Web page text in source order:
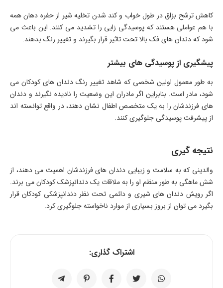
کاهش ترشح بزاق در طول خواب و کند شدن تخلیه شیر از حفره دهان همه
با هم عواملی هستند که پوسیدگی زایی را تشدید می کنند. این باعث می
شود که دندان های فک بالا تحت تاثیر قرار بگیرند و تغییر رنگ بدهند.
پیشگیری از پوسیدگی های بیشتر
به طور معمول اولین شخصی که شاهد تغییر رنگ دندان های کودکان می
شود، مادر است. بنابراین اگر مادران این وضعیت را نادیده نگیرند و دندان
های فرزندشان را به یک متخصص اطفال نشان دهند، در واقع توانسته اند
از پیشرفت پوسیدگی جلوگیری کنند.
نتیجه گیری
والدینی که به سلامت و زیبایی دندان های فرزندشان اهمیت می دهند، از
شش ماهگی به طور منظم او را به ملاقات یک دندانپزشک کودکان می برند.
اگر رویش دندان های شیری و دائمی تحت نظر دندانپزشکی کودکان قرار
بگیرد می توان از بروز بسیاری از موارد ناخواسته جلوگیری کرد.
اشتراک گذاری: